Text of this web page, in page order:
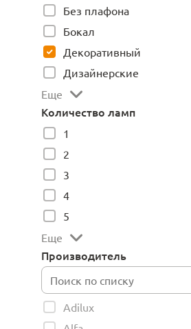
Без плафона
Бокал
Декоративный
Дизайнерские
Еще
Количество ламп
1
2
3
4
5
Еще
Производитель
Adilux